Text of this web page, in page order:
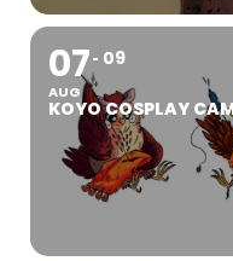
07
AUG
09
KOYO COSPLAY